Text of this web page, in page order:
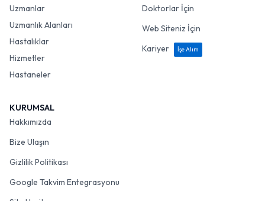
Uzmanlar
Uzmanlık Alanları
Hastalıklar
Hizmetler
Hastaneler
Doktorlar İçin
Web Siteniz İçin
Kariyer
İşe Alım
KURUMSAL
Hakkımızda
Bize Ulaşın
Gizlilik Politikası
Google Takvim Entegrasyonu